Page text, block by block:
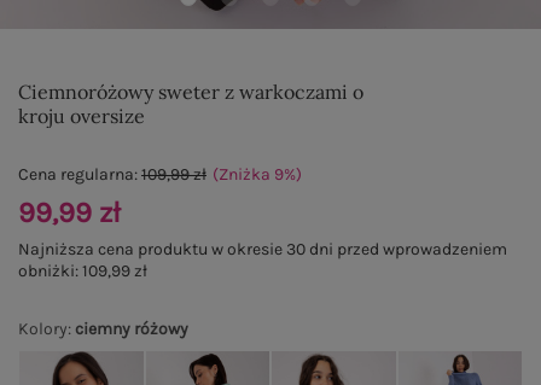
Ciemnoróżowy sweter z warkoczami o
kroju oversize
Kolory: ciemny różowy
Cena regularna:109,99 zł (Zniżka 9%)
99,99 zł
Najniższa cena produktu w okresie 30 dni przed wprowadzeniem
obniżki:109,99 zł